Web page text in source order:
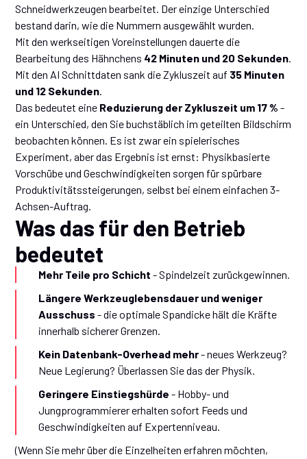
Schneidwerkzeugen bearbeitet. Der einzige Unterschied
bestand darin, wie die Nummern ausgewählt wurden.
Mit den werkseitigen Voreinstellungen dauerte die
Bearbeitung des Hähnchens 42 Minuten und 20 Sekunden.
Mit den AI Schnittdaten sank die Zykluszeit auf 35 Minuten
und 12 Sekunden.
Das bedeutet eine Reduzierung der Zykluszeit um 17 % -
ein Unterschied, den Sie buchstäblich im geteilten Bildschirm
beobachten können. Es ist zwar ein spielerisches
Experiment, aber das Ergebnis ist ernst: Physikbasierte
Vorschübe und Geschwindigkeiten sorgen für spürbare
Produktivitätssteigerungen, selbst bei einem einfachen 3-
Achsen-Auftrag.
Was das für den Betrieb
bedeutet
Mehr Teile pro Schicht - Spindelzeit zurückgewinnen.
Längere Werkzeuglebensdauer und weniger
Ausschuss - die optimale Spandicke hält die Kräfte
innerhalb sicherer Grenzen.
Kein Datenbank-Overhead mehr- neues Werkzeug?
Neue Legierung? Überlassen Sie das der Physik.
Geringere Einstiegshürde - Hobby- und
Jungprogrammierer erhalten sofort Feeds und
Geschwindigkeiten auf Expertenniveau.
(Wenn Sie mehr über die Einzelheiten erfahren möchten,